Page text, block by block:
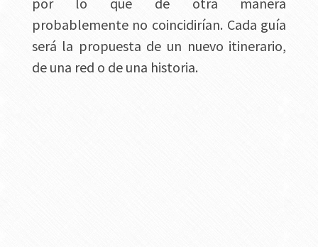
probablemente no coincidirían. Cada guía
será la propuesta de un nuevo itinerario,
de una red o de una historia.